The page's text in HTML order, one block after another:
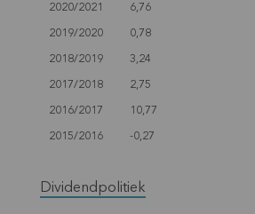
2020/2021 6,76
2019/2020 0,78
2018/2019 3,24
2017/2018 2,75
2016/2017 10,77
2015/2016 -0,27
Dividendpolitiek